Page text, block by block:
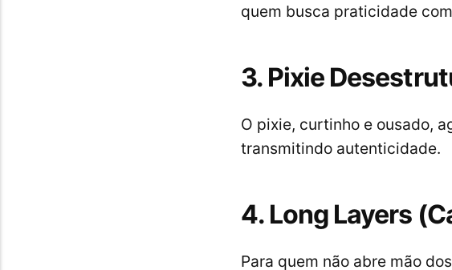
quem busca praticidade
3. Pixie
O pixie, curtinho e ousado,
transmitindo autenticidade.
4. Long Layers
Para quem não abre mão